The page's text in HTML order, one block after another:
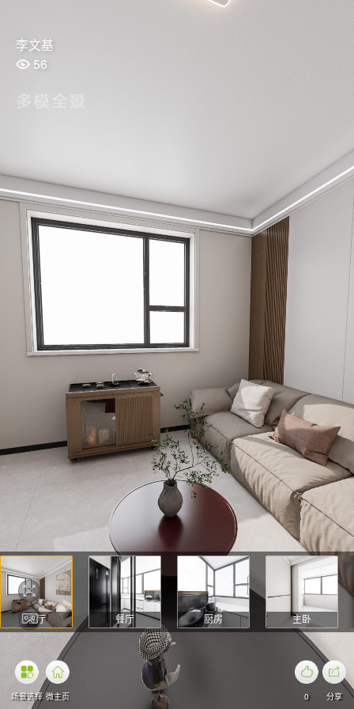
李文基
56
0 分享
场景选择 微主页
客厅 餐厅 厨房 主卧